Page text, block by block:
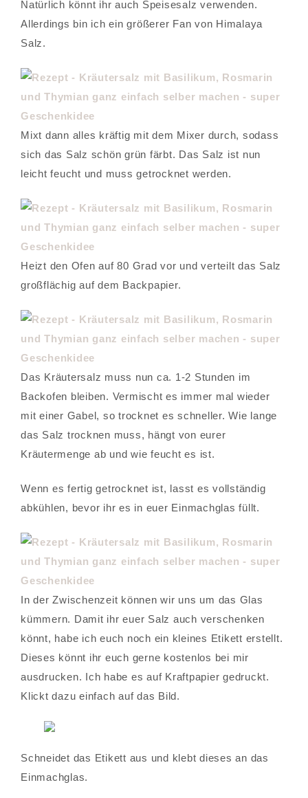
Natürlich könnt ihr auch Speisesalz verwenden.
Allerdings bin ich ein größerer Fan von Himalaya
Salz.
Mixt dann alles kräftig mit dem Mixer durch, sodass
sich das Salz schön grün färbt. Das Salz ist nun
leicht feucht und muss getrocknet werden.
Heizt den Ofen auf 80 Grad vor und verteilt das Salz
großflächig auf dem Backpapier.
Das Kräutersalz muss nun ca. 1-2 Stunden im
Backofen bleiben. Vermischt es immer mal wieder
mit einer Gabel, so trocknet es schneller. Wie lange
das Salz trocknen muss, hängt von eurer
Kräutermenge ab und wie feucht es ist.
Wenn es fertig getrocknet ist, lasst es vollständig
abkühlen, bevor ihr es in euer Einmachglas füllt.
In der Zwischenzeit können wir uns um das Glas
kümmern. Damit ihr euer Salz auch verschenken
könnt, habe ich euch noch ein kleines Etikett erstellt.
Dieses könnt ihr euch gerne kostenlos bei mir
ausdrucken. Ich habe es auf Kraftpapier gedruckt.
Klickt dazu einfach auf das Bild.
Schneidet das Etikett aus und klebt dieses an das
Einmachglas.